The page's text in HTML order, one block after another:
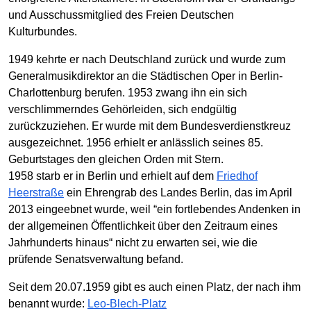
und Ausschussmitglied des Freien Deutschen
Kulturbundes.
1949 kehrte er nach Deutschland zurück und wurde zum
Generalmusikdirektor an die Städtischen Oper in Berlin-
Charlottenburg berufen. 1953 zwang ihn ein sich
verschlimmerndes Gehörleiden, sich endgültig
zurückzuziehen. Er wurde mit dem Bundesverdienstkreuz
ausgezeichnet. 1956 erhielt er anlässlich seines 85.
Geburtstages den gleichen Orden mit Stern.
1958 starb er in Berlin und erhielt auf dem Friedhof
Heerstraße ein Ehrengrab des Landes Berlin, das im April
2013 eingeebnet wurde, weil “ein fortlebendes Andenken in
der allgemeinen Öffentlichkeit über den Zeitraum eines
Jahrhunderts hinaus“ nicht zu erwarten sei, wie die
prüfende Senatsverwaltung befand.
Seit dem 20.07.1959 gibt es auch einen Platz, der nach ihm
benannt wurde: Leo-Blech-Platz